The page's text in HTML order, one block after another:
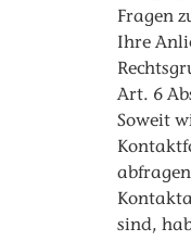
Fragen
Ihre
Art. 6
Soweit
sind,